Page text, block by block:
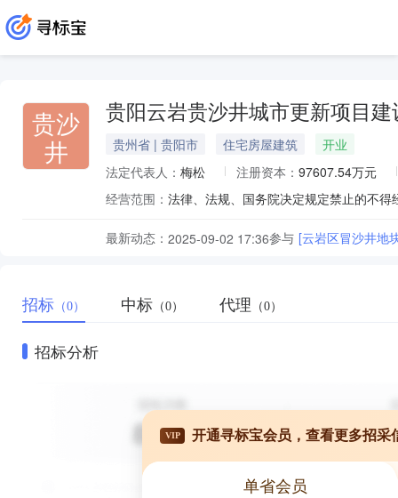
贵沙
井
贵阳云岩贵沙井城市更新项目建
贵州省 | 贵阳市 住宅房屋建筑
开业
法定代表人： 梅松 注册资本： 97607.54万元
经营范围：
最新动态： 2025-09-02 17:36参与 [云岩区冒沙井地
招标 （0） 中标 （0） 代理 （0）
招标分析
VIP 开通寻标宝会员，查看更多招采
单省会员